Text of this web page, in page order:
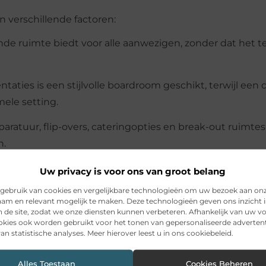
Uw privacy is voor ons van groot belang
van cookies en vergelijkbare technologieën om uw bezoek aan
en relevant mogelijk te maken. Deze technologieën geven ons inzicht
de site, zodat we onze diensten kunnen verbeteren. Afhankelijk van uw
ook worden gebruikt voor het tonen van gepersonaliseerde
statistische analyses. Meer hierover leest u in ons cookiebeleid.
Alles Toestaan Cookies Beheren
verschillende factoren:
ruimte biedt voor alle aanwezigen, zonder dat het
is een stijlvolle boardroom geschikt, terwijl een
setting.
flip-overs, cateringopties en break-out
locatie. Door te kiezen voor een vergaderzaal in
en een inspirerende omgeving die bijdraagt aan een
Utrecht biedt tal van mogelijkheden om
die past bij jouw wensen en ervaar hoe